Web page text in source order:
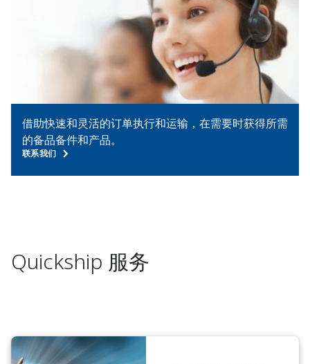
借助快速和灵活的订单执行和运输，在需要时获得所需
的备品备件和产品。
联系我们
Quickship 服务